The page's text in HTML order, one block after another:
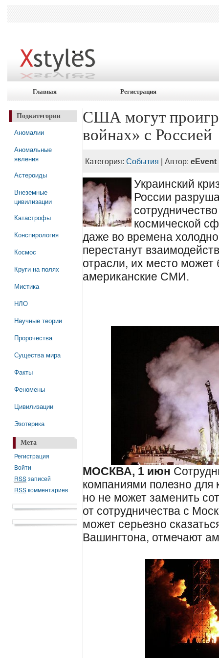
Главная Регистрация
Подкатегории
Аномалии
Аномальные
явления
Астероиды
Внеземные
цивилизации
Катастрофы
Конспирология
Космос
Круги на полях
Мистика
НЛО
Научные теории
Пророчества
Существа мира
Факты
Феномены
Цивилизации
Эзотерика
Мета
Регистрация
Войти
RSSзаписей
RSSкомментариев
США могут
войнах» с Россией
Категория:События | Автор:eEvent
Украинский
России
космической
даже во времена
перестанут
отрасли, их место может
американские СМИ.
МОСКВА, 1 июн
компаниями полезно
но не может заменить
от сотрудничества с
может серьезно
Вашингтона, отмечают